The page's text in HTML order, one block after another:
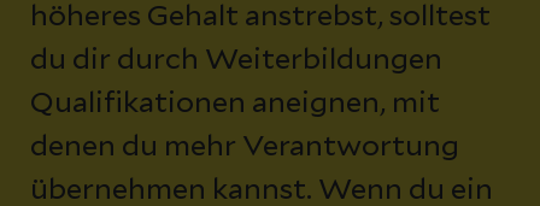
höheres Gehalt anstrebst, solltest
du dir durch Weiterbildungen
Qualifikationen aneignen, mit
denen du mehr Verantwortung
übernehmen kannst. Wenn du ein